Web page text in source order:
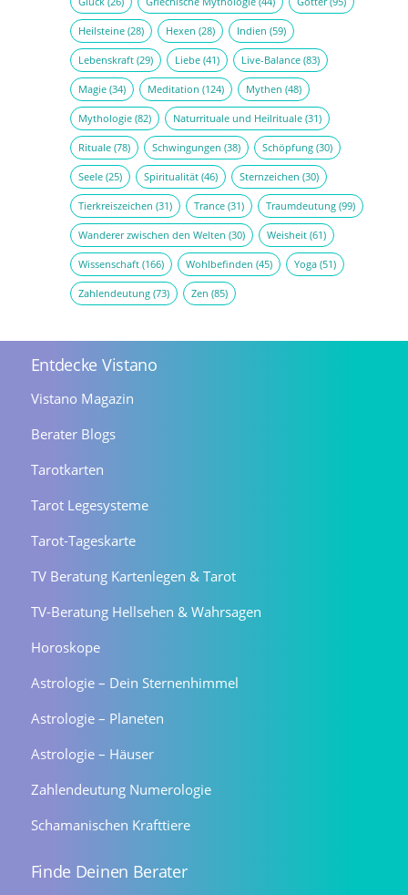
Heilsteine(28) Hexen (28) Indien (59)
Lebenskraft(29) Liebe(41) Live-Balance(83)
Magie(34) Meditation (124) Mythen (48)
Mythologie(82) Naturrituale und Heilrituale(31)
Rituale(78) Schwingungen (38) Schöpfung(30)
Seele(25) Spiritualität(46) Sternzeichen (30)
Tierkreiszeichen (31) Trance(31) Traumdeutung(99)
Wanderer zwischen den Welten (30) Weisheit(61)
Wissenschaft(166) Wohlbefinden (45) Yoga(51)
Zahlendeutung(73) Zen (85)
Entdecke Vistano
Vistano Magazin
Berater Blogs
Tarotkarten
Tarot Legesysteme
Tarot-Tageskarte
TV Beratung Kartenlegen & Tarot
TV-Beratung Hellsehen & Wahrsagen
Horoskope
Astrologie – Dein Sternenhimmel
Astrologie – Planeten
Astrologie – Häuser
Zahlendeutung Numerologie
Schamanischen Krafttiere
Finde Deinen Berater